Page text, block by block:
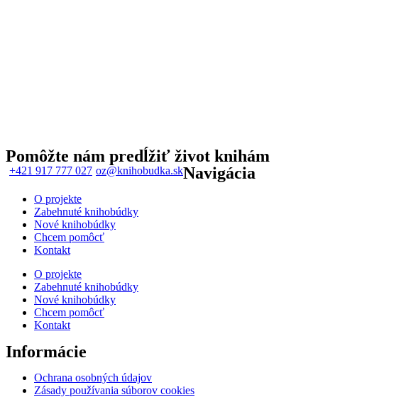
Pomôžte nám predĺžiť život knihám
+421 917 777 027 oz@knihobudka.skNavigácia
O projekte
Zabehnuté knihobúdky
Nové knihobúdky
Chcem pomôcť
Kontakt
O projekte
Zabehnuté knihobúdky
Nové knihobúdky
Chcem pomôcť
Kontakt
Informácie
Ochrana osobných údajov
Zásady používania súborov cookies